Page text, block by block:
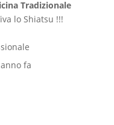
Tradizionale
lo Shiatsu !!!
fa